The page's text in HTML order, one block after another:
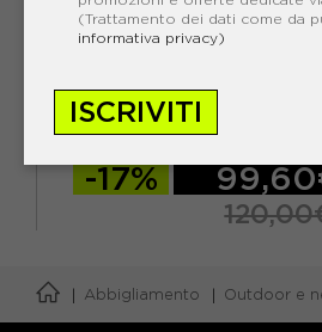
UOMO
EUR 52 EUR 54
ACQUISTA
-17%
Abbigliamento Outdoor e
(Trattamento dei dati come da
informativa privacy)
ISCRIVITI